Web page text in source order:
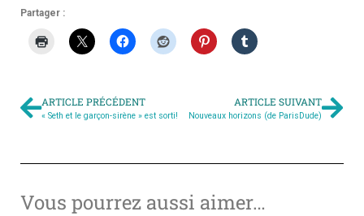
Partager :
ARTICLE PRÉCÉDENT
« Seth et le garçon-sirène » est sorti!
ARTICLE SUIVANT
Nouveaux horizons (de ParisDude)
Vous pourrez aussi aimer…